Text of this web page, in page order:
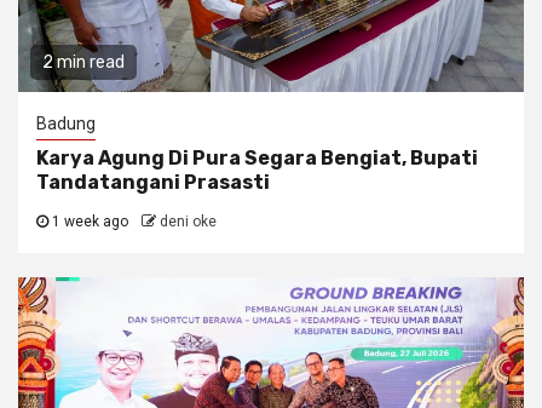
2 min read
Badung
Karya Agung Di Pura Segara Bengiat, Bupati
Tandatangani Prasasti
1 week ago deni oke